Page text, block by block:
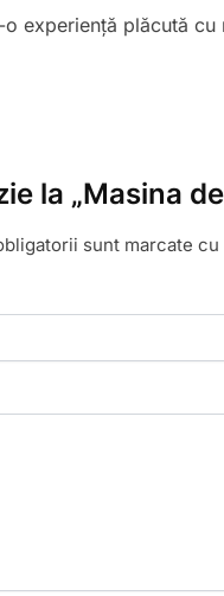
experiență plăcută cu
la „Masina
sunt marcate cu